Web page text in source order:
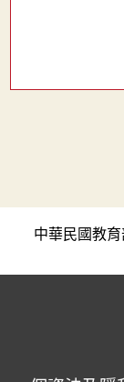
中華民國教育